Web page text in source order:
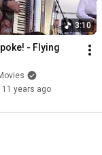
3:10
- Flying
11 years ago